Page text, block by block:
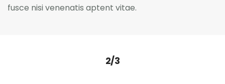
fusce nisi venenatis aptent vitae.
2/3